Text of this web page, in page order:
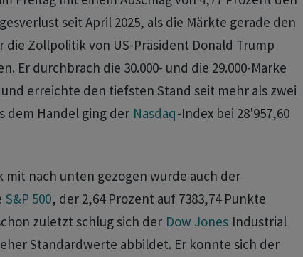
seit April 2025, als die Märkte gerade den
die Zollpolitik von US-Präsident Donald Trump
Er durchbrach die 30.000- und die 29.000-Marke
erreichte den tiefsten Stand seit mehr als zwei
dem Handel ging der Nasdaq-Index bei 28'957,60
mit nach unten gezogen wurde auch der
S&P 500, der 2,64 Prozent auf 7383,74 Punkte
zuletzt schlug sich der Dow Jones Industrial
Standardwerte abbildet. Er konnte sich der